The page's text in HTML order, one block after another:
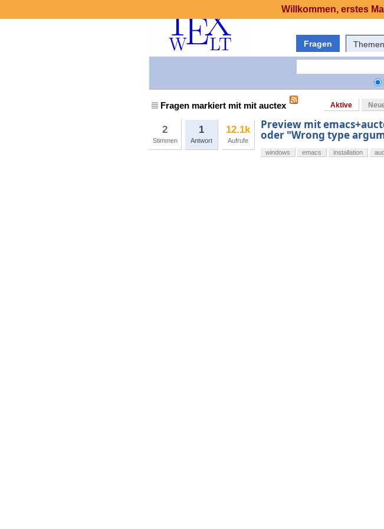
Fragen Themen
Fragen markiert mit mit auctex Aktive
2
Stimmen
1
Antwort
12.1k
Aufrufe
Preview mit
oder "Wrong type
windows emacs installation
Willkommen, erstes